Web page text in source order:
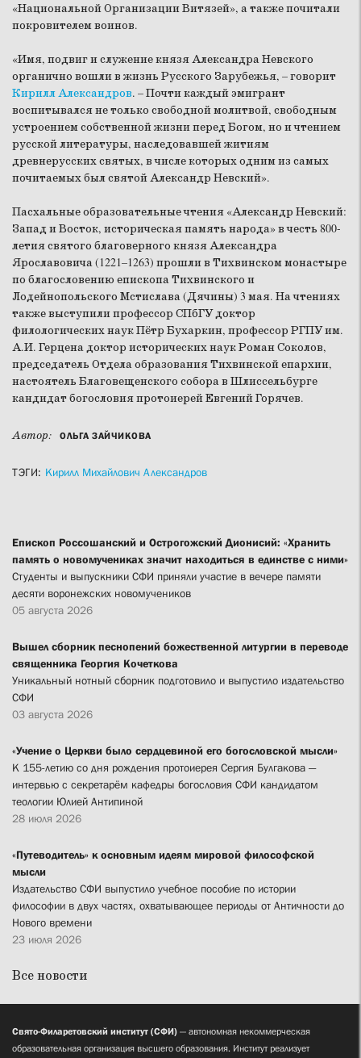
«Национальной Организации Витязей», а также почитали
покровителем воинов.
«Имя, подвиг и служение князя Александра Невского
органично вошли в жизнь Русского Зарубежья, – говорит
Кирилл Александров. – Почти каждый эмигрант
воспитывался не только свободной молитвой, свободным
устроением собственной жизни перед Богом, но и чтением
русской литературы, наследовавшей житиям
древнерусских святых, в числе которых одним из самых
почитаемых был святой Александр Невский».
Пасхальные образовательные чтения «Александр Невский:
Запад и Восток, историческая память народа» в честь 800-
летия святого благоверного князя Александра
Ярославовича (1221–1263) прошли в Тихвинском монастыре
по благословению епископа Тихвинского и
Лодейнопольского Мстислава (Дячины) 3 мая. На чтениях
также выступили профессор СПбГУ доктор
филологических наук Пётр Бухаркин, профессор РГПУ им.
А.И. Герцена доктор исторических наук Роман Соколов,
председатель Отдела образования Тихвинской епархии,
настоятель Благовещенского собора в Шлиссельбурге
кандидат богословия протоиерей Евгений Горячев.
Автор: ОЛЬГА ЗАЙЧИКОВА
ТЭГИ: Кирилл Михайлович Александров
Епископ Россошанский и Острогожский Дионисий: «Хранить
память о новомучениках значит находиться в единстве с ними»
Студенты и выпускники СФИ приняли участие в вечере памяти
десяти воронежских новомучеников
05 августа 2026
Вышел сборник песнопений божественной литургии в переводе
священника Георгия Кочеткова
Уникальный нотный сборник подготовило и выпустило издательство
СФИ
03 августа 2026
«Учение о Церкви было сердцевиной его богословской мысли»
К 155-летию со дня рождения протоиерея Сергия Булгакова —
интервью с секретарём кафедры богословия СФИ кандидатом
теологии Юлией Антипиной
28 июля 2026
«Путеводитель» к основным идеям мировой философской
мысли
Издательство СФИ выпустило учебное пособие по истории
философии в двух частях, охватывающее периоды от Античности до
Нового времени
23 июля 2026
Все новости
Свято-Филаретовский институт (СФИ) — автономная некоммерческая
образовательная организация высшего образования. Институт реализует